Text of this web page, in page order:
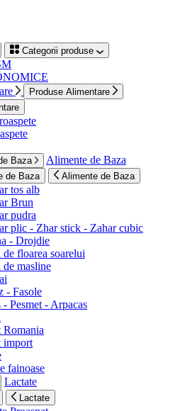
Categorii produse
Produse Alimentare
Baza Alimente de Baza
de Baza Alimente de Baza
tos alb
Brun
pudra
plic - Zhar stick - Zahar cubic
- Drojdie
floarea soarelui
masline
- Fasole
- Pesmet - Arpacas
Romania
import
fainoase
Lactate
Lactate